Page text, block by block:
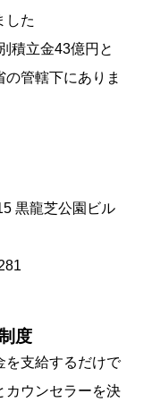
した
積立金43億円と
管轄下にありま
黒龍芝公園ビル
度
を支給するだけで
カウンセラーを決